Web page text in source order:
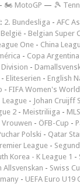
🏍 MotoGP — 🎾
2. Bundesliga - AFC
- Belgian Super
One - China
- Copa Argentina
-
- Eliteserien - English
- FIFA Women's
League - Johan Cruijff
2 - Meistriliiga - MLS
- ÖFB-Cup -
Polski - Qatar
League -
Korea - K League 1 -
Allsvenskan - Swiss
- UEFA Euro U19